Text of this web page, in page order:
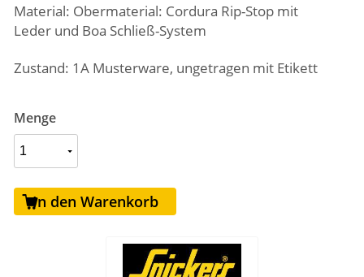
Material: Obermaterial: Cordura Rip-Stop mit
Leder und Boa Schließ-System
Zustand: 1A Musterware, ungetragen mit Etikett
Menge
In den Warenkorb